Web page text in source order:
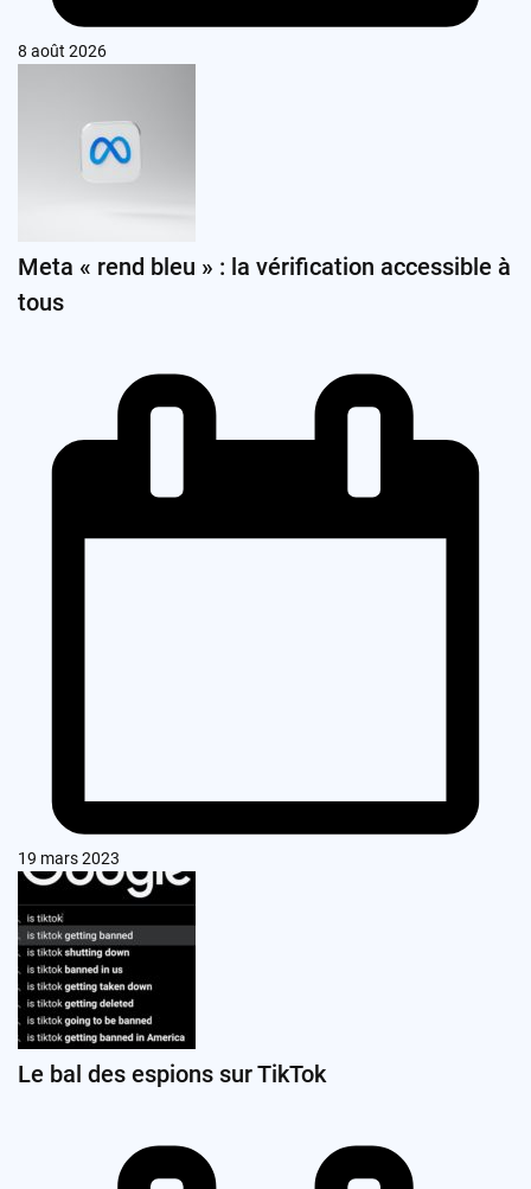
8 août 2026
Meta « rend bleu » : la vérification accessible à
tous
19 mars 2023
Le bal des espions sur TikTok